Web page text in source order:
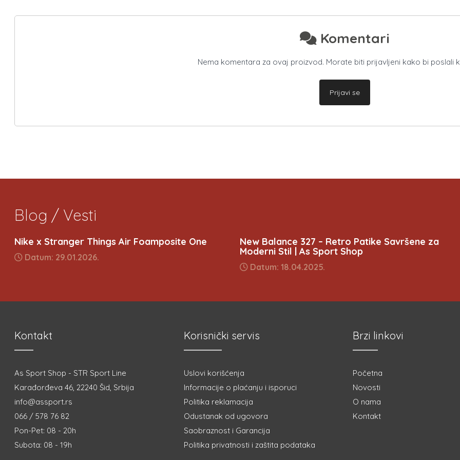
Komentari
Nema komentara za ovaj proizvod. Morate biti prijavljeni kako bi poslali
Prijavi se
Blog / Vesti
Nike x Stranger Things Air Foamposite One
Datum: 29.01.2026.
New Balance 327 – Retro Patike Savršene za
Moderni Stil | As Sport Shop
Datum: 18.04.2025.
Kontakt
As Sport Shop - STR Sport Line
Karađorđeva 46, 22240 Šid, Srbija
info@assport.rs
066 / 578 76 82
Pon-Pet: 08 - 20h
Subota: 08 - 19h
Korisnički servis
Uslovi korišćenja
Informacije o plaćanju i isporuci
Politika reklamacija
Odustanak od ugovora
Saobraznost i Garancija
Politika privatnosti i zaštita podataka
Brzi linkovi
Početna
Novosti
O nama
Kontakt